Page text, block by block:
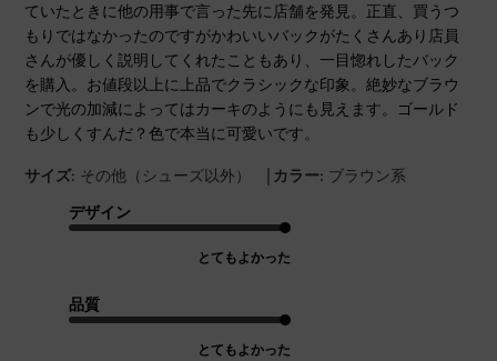
ていたときに他の用事で言った先に店舗を発見。正直、買うつ
もりではなかったのですがかわいいバックがたくさんあり店員
さんが優しく説明してくれたこともあり、一目惚れしたバック
を購入。お値段以上に上品でクラシックな印象。絶妙なブラウ
ンで光の加減によってはカーキのようにも見えます。ゴールド
も少しくすんだ？色で本当に可愛いです。
サイズ: その他（シューズ以外） | カラー: ブラウン系
デザイン
とてもよかった
品質
とてもよかった